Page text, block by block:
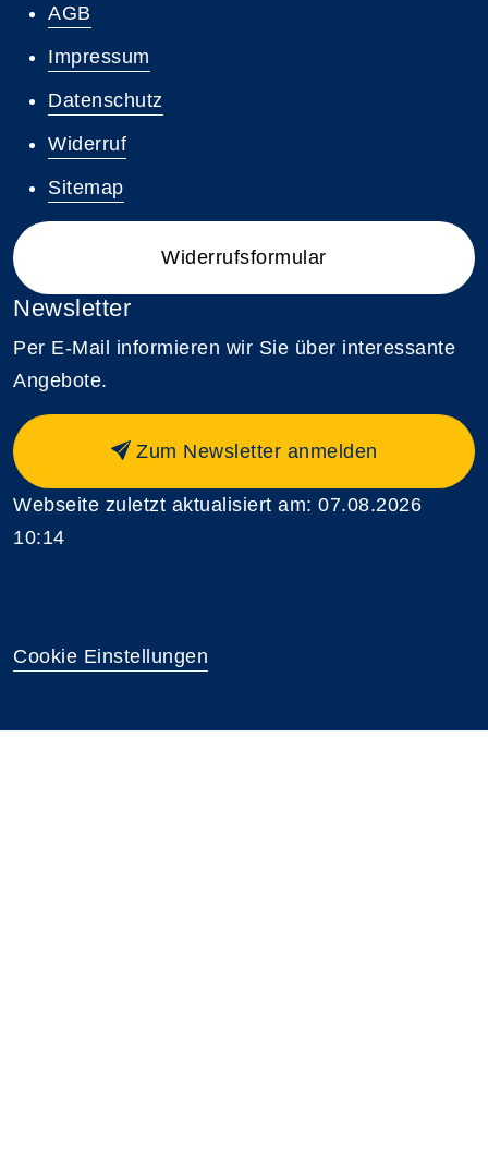
AGB
Impressum
Datenschutz
Widerruf
Sitemap
Widerrufsformular
Newsletter
Per E-Mail informieren wir Sie über interessante
Angebote.
Zum Newsletter anmelden
Webseite zuletzt aktualisiert am: 07.08.2026
10:14
Cookie Einstellungen